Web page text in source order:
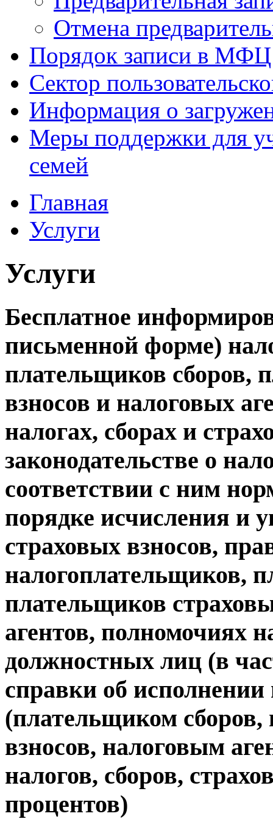
Отмена
Порядок записи в МФЦ
Сектор
Информация о
Меры поддержки для
семей
Главная
Услуги
Услуги
Бесплатное
письменной форме)
плательщиков сборов,
взносов и налоговых
налогах, сборах и
законодательстве о
соответствии с ним
порядке исчисления и
страховых взносов,
налогоплательщиков,
плательщиков
агентов, полномочиях
должностных лиц (в
справки об
(плательщиком
взносов, налоговым
налогов, сборов,
процентов)